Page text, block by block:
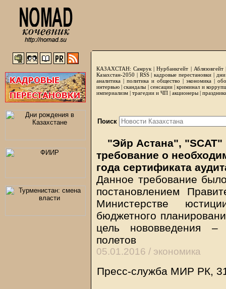
КАЗАХСТАН: Самрук |Нурбанкгейт | Аблязовгейт
Казахстан-2050 | RSS|кадровые перестановки|
аналитика | политика и общество | экономика |
интервью |скандалы | сенсации|криминал и
империализм | трагедии и ЧП | акционеры |
Поиск
"Эйр Астана",
требование о
года сертификата
Данное требование
постановлением
Министерстве
бюджетного
цель нововведения –
полетов
05.01.2016 / экономика
Пресс-служба МИР РК,